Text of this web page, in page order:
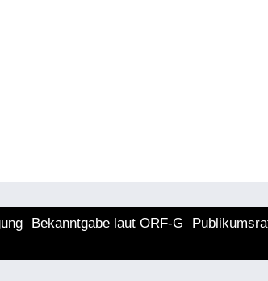
Bekanntgabe laut ORF-G